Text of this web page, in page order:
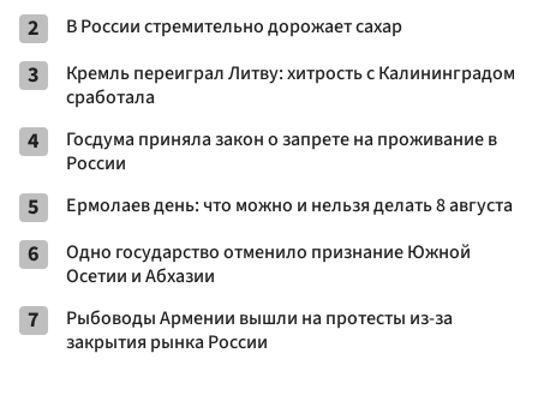
2 В России стремительно дорожает сахар
3
Кремль переиграл Литву: хитрость с Калининградом
сработала
4
Госдума приняла закон о запрете на проживание в
России
5 Ермолаев день: что можно и нельзя делать 8 августа
6
Одно государство отменило признание Южной
Осетии и Абхазии
7
Рыбоводы Армении вышли на протесты из-за
закрытия рынка России